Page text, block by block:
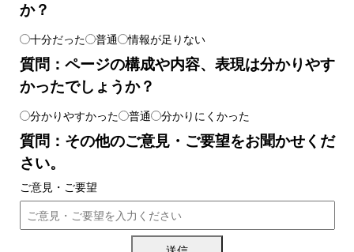
か？
十分だった 普通 情報が足りない
質問：ページの構成や内容、表現は分かりやす
かったでしょうか？
分かりやすかった 普通 分かりにくかった
質問：その他のご意見・ご要望をお聞かせくだ
さい。
ご意見・ご要望